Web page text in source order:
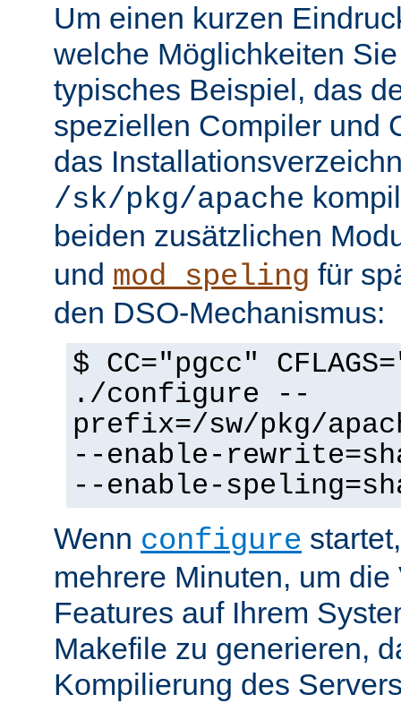
Um einen kurzen
welche Möglichkeiten
typisches Beispiel, das
speziellen Compiler und
das
/sk/pkg/apache
beiden zusätzlichen
und mod_speling für
den DSO-Mechanismus:
$ CC="pgcc"
./configure --
prefix=/sw/pkg/
--enable-
--enable-
Wenn configure
mehrere Minuten, um
Features auf Ihrem
Makefile zu generieren,
Kompilierung des